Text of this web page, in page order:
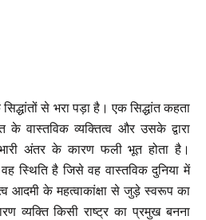
से भरा पड़ा है। एक सिद्धांत कहता
वास्तविक व्यक्तित्व और उसके द्वारा
अंतर के कारण फली भूत होता है।
स्थिति है जिसे वह वास्तविक दुनिया में
आदमी के महत्वाकांक्षा से जुड़े स्वरूप का
व्यक्ति किसी राष्ट्र का प्रमुख बनना